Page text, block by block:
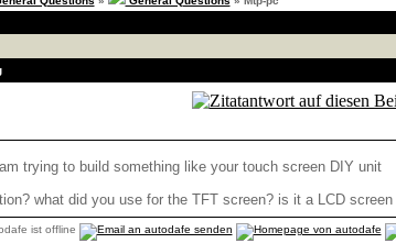
trying to build something like your touch screen DIY unit
what did you use for the TFT screen? is it a LCD